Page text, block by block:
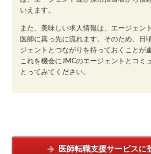
いえます。
また、美味しい求人情報は、エージェン
医師に真っ先に流れます。そのため、日
ジェントとつながりを持っておくことが
これを機会にJMCのエージェントとコミ
とってみてください。
医師転職支援サービスに